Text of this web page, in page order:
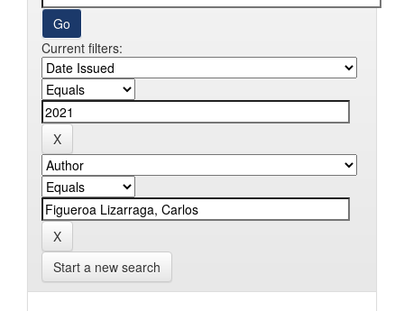
Current filters:
Start a new search